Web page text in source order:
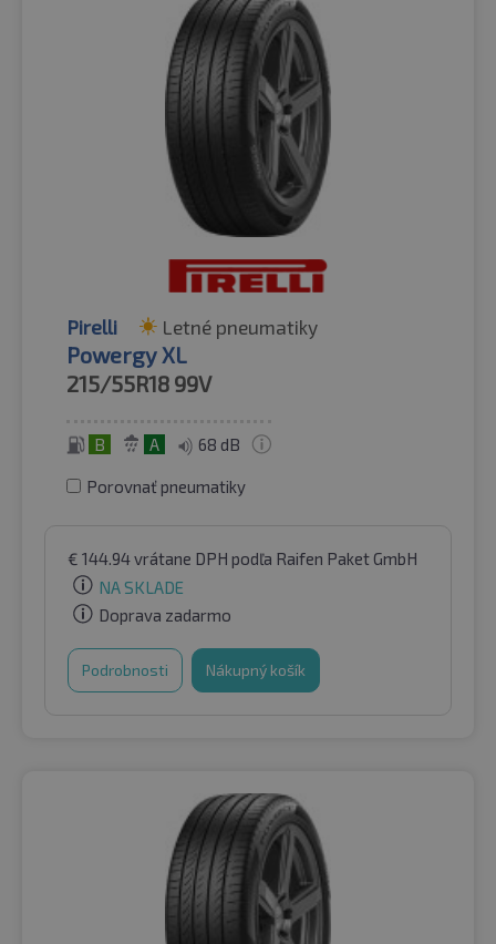
Pirelli Letné pneumatiky
Powergy XL
215/55R18 99V
B A 68 dB
Porovnať pneumatiky
€ 144.94vrátane DPH podľa Raifen Paket GmbH
NA SKLADE
Doprava zadarmo
Podrobnosti Nákupný košík